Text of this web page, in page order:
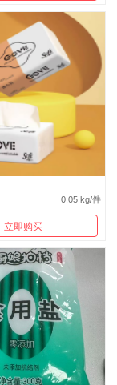
0.05 kg/件
立即购买